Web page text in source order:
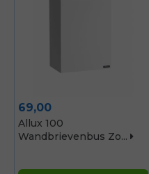
Prijs
69,00
Allux 100
Wandbrievenbus Zo...